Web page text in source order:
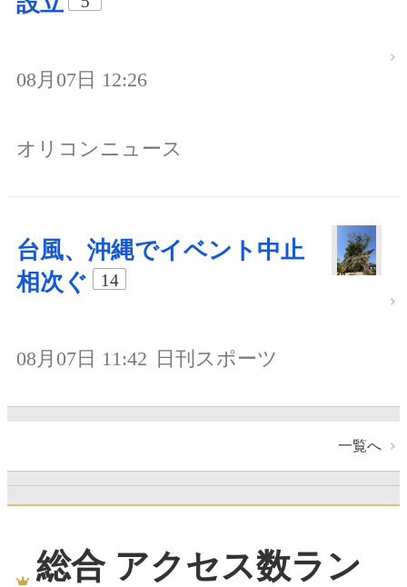
08月07日 12:26
オリコンニュース
台風、沖縄でイベント中止
相次ぐ
14
08月07日 11:42 日刊スポーツ
一覧へ
総合 アクセス数ラン